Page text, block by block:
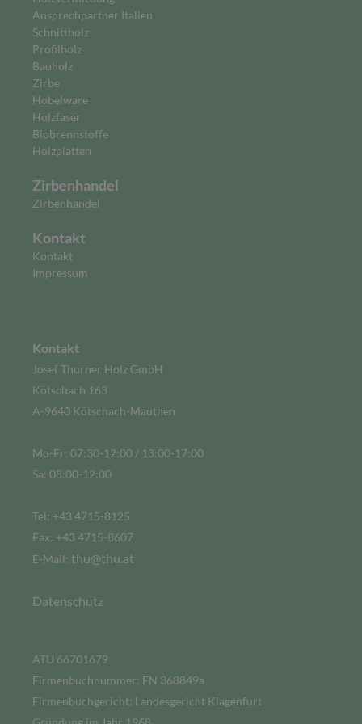
Ansprechpartner Italien
Schnittholz
Profilholz
Bauholz
Zirbe
Hobelware
Holzfaser
Biobrennstoffe
Holzplatten
Zirbenhandel
Zirbenhandel
Kontakt
Kontakt
Impressum
Kontakt
Josef Thurner Holz GmbH
Kötschach 163
A-9640 Kötschach-Mauthen
Mo-Fr: 07:30-12:00 / 13:00-17:00
Sa: 08:00-12:00
Tel: +43 4715-8125
Fax: +43 4715-8607
E-Mail: thu@thu.at
Datenschutz
ATU 66701679
Firmenbuchnummer: FN 368849a
Firmenbuchgericht: Landesgericht Klagenfurt